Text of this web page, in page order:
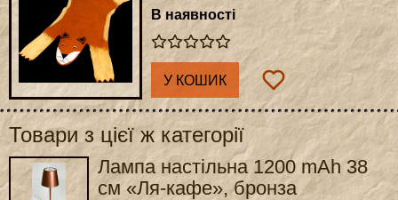
В наявності
У КОШИК
Товари з цієї ж категорії
Лампа настільна 1200 mAh 38
cм «Ля-кафе», бронза